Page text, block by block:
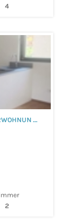
4
...
2